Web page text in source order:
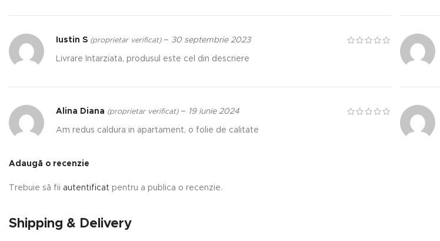
Iustin S (proprietar verificat) – 30 septembrie 2023
Livrare Intarziata, produsul este cel din descriere
Alina Diana (proprietar verificat) – 19 iunie 2024
Am redus caldura in apartament, o folie de calitate
Adaugă o recenzie
Trebuie să fii autentificat pentru a publica o recenzie.
Shipping & Delivery